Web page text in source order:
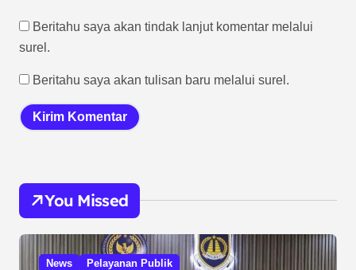
Beritahu saya akan tindak lanjut komentar melalui
surel.
Beritahu saya akan tulisan baru melalui surel.
You Missed
News Pelayanan Publik